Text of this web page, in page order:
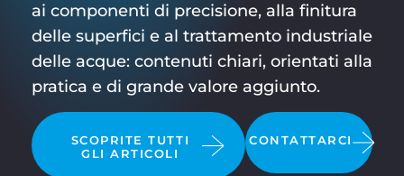
ai componenti di precisione, alla finitura
delle superfici e al trattamento industriale
delle acque: contenuti chiari, orientati alla
pratica e di grande valore aggiunto.
SCOPRITE TUTTI
GLI ARTICOLI
CONTATTARCI